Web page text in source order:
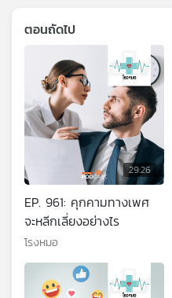
ตอนถัดไป
29:26
EP. 961: คุกคามทางเพศ
จะหลีกเลี่ยงอย่างไร
โรงหมอ